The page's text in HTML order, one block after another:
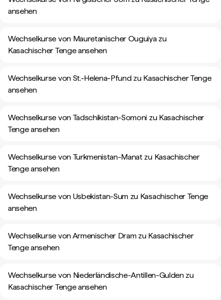
ansehen
Wechselkurse von Mauretanischer Ouguiya zu
Kasachischer Tenge ansehen
Wechselkurse von St.-Helena-Pfund zu Kasachischer Tenge
ansehen
Wechselkurse von Tadschikistan-Somoni zu Kasachischer
Tenge ansehen
Wechselkurse von Turkmenistan-Manat zu Kasachischer
Tenge ansehen
Wechselkurse von Usbekistan-Sum zu Kasachischer Tenge
ansehen
Wechselkurse von Armenischer Dram zu Kasachischer
Tenge ansehen
Wechselkurse von Niederländische-Antillen-Gulden zu
Kasachischer Tenge ansehen